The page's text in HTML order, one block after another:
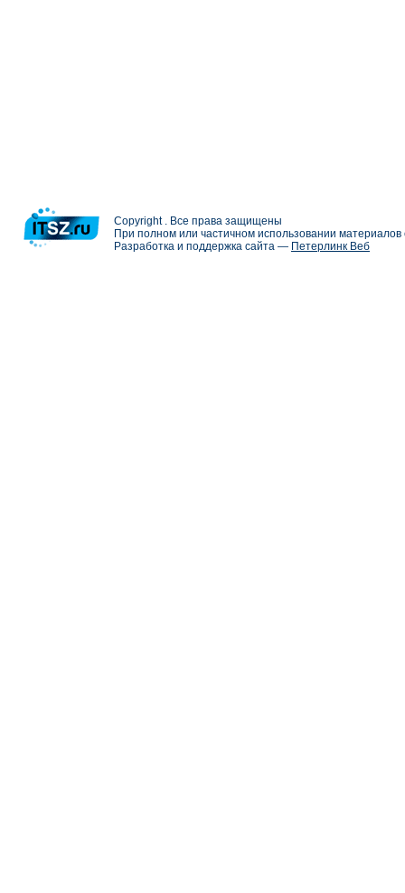
Copyright . Все права защищены
При полном или частичном использовании
Разработка и поддержка сайта — Петерлинк Веб